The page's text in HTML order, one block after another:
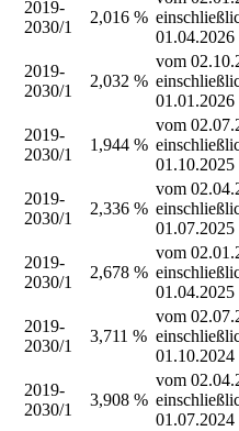
2019-
2030/1
2,016 %
01.04.2026
2019-
2030/1
2,032 %
vom
01.01.2026
2019-
2030/1
1,944 %
vom
01.10.2025
2019-
2030/1
2,336 %
vom
01.07.2025
2019-
2030/1
2,678 %
vom
01.04.2025
2019-
2030/1
3,711 %
vom
01.10.2024
2019-
2030/1
3,908 %
vom
01.07.2024